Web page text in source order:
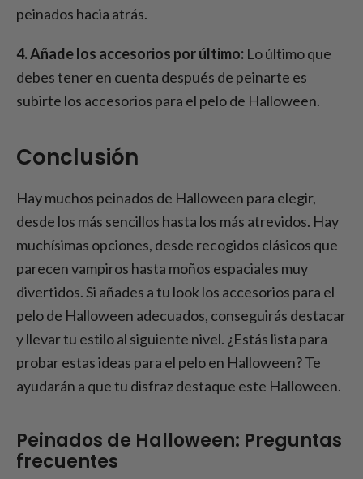
peinados hacia atrás.
4. Añade los accesorios por último: Lo último que
debes tener en cuenta después de peinarte es
subirte los accesorios para el pelo de Halloween.
Conclusión
Hay muchos peinados de Halloween para elegir,
desde los más sencillos hasta los más atrevidos. Hay
muchísimas opciones, desde recogidos clásicos que
parecen vampiros hasta moños espaciales muy
divertidos. Si añades a tu look los accesorios para el
pelo de Halloween adecuados, conseguirás destacar
y llevar tu estilo al siguiente nivel. ¿Estás lista para
probar estas ideas para el pelo en Halloween? Te
ayudarán a que tu disfraz destaque este Halloween.
Peinados de Halloween: Preguntas
frecuentes